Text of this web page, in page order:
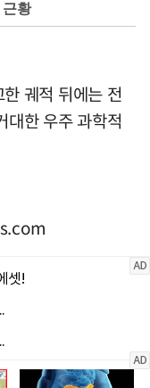
황
궤적 뒤에는 전
대한 우주 과학적